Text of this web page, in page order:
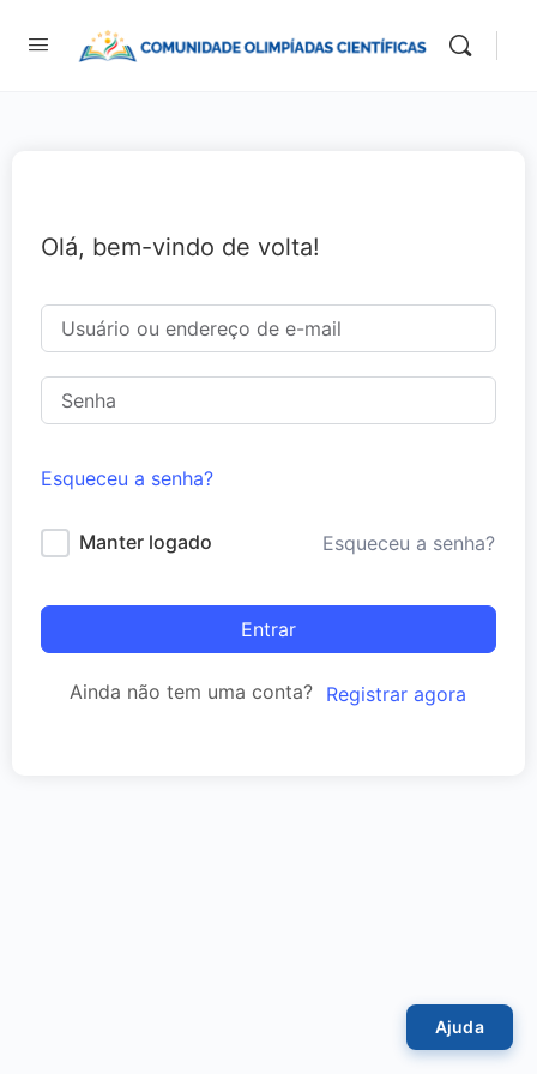
Olá, bem-vindo de volta!
Esqueceu a senha?
Manter logado Esqueceu a senha?
Entrar
Ainda não tem uma conta? Registrar agora
Ajuda